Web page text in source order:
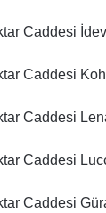
Caddesi
Caddesi
Caddesi
Caddesi
Caddesi